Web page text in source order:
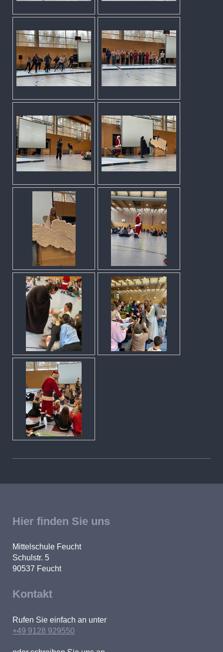
Hier finden Sie uns
Mittelschule Feucht
Schulstr. 5
90537 Feucht
Kontakt
Rufen Sie einfach an unter
+49 9128 929550